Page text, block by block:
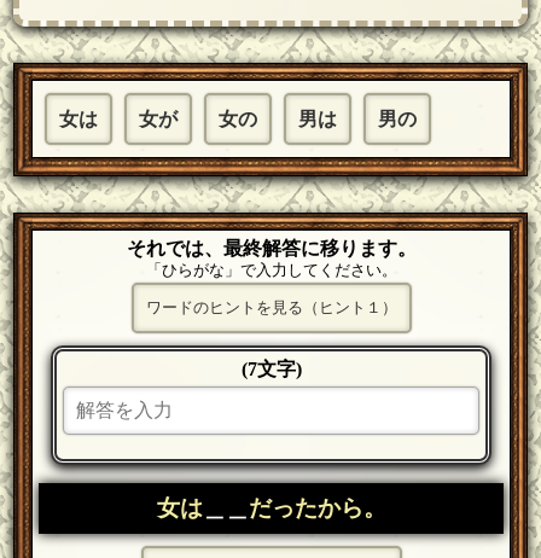
女は 女が 女の 男は 男の
それでは、最終解答に移ります。
「ひらがな」で入力してください。
ワードのヒントを見る（ヒント１）
(7文字)
女は＿＿ だったから。